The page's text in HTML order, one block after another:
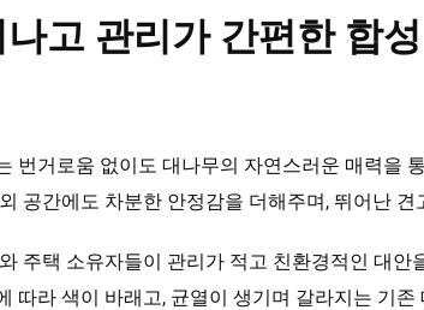
고 관리가 간편한 합
번거로움 없이도 대나무의 자연스러운 매력을
공간에도 차분한 안정감을 더해주며, 뛰어난
주택 소유자들이 관리가 적고 친환경적인 대
따라 색이 바래고, 균열이 생기며 갈라지는 기